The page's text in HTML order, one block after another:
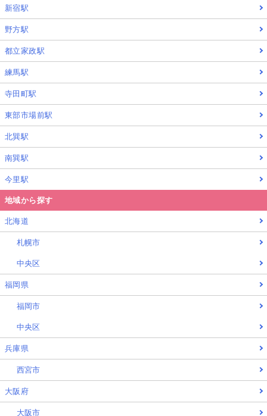
新宿駅
野方駅
都立家政駅
練馬駅
寺田町駅
東部市場前駅
北巽駅
南巽駅
今里駅
地域から探す
北海道
札幌市
中央区
福岡県
福岡市
中央区
兵庫県
西宮市
大阪府
大阪市